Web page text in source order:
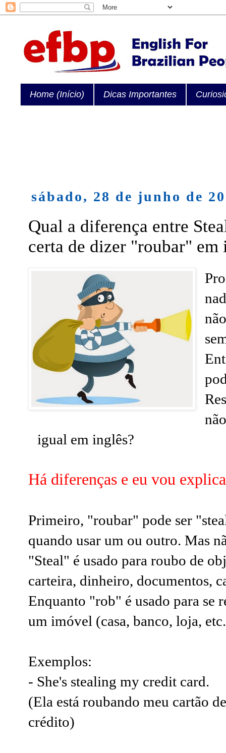
Home (Início) Dicas Importantes
sábado, 28 de junho de
Qual a diferença entre
certa de dizer "roubar" em
igual em inglês?
Há diferenças e eu vou
Primeiro, "roubar" pode ser
quando usar um ou outro. Mas
"Steal" é usado para roubo de
carteira, dinheiro, documentos,
Enquanto "rob" é usado para se
um imóvel (casa, banco, loja,
Exemplos:
- She's stealing my credit card.
(Ela está roubando meu cartão de
crédito)